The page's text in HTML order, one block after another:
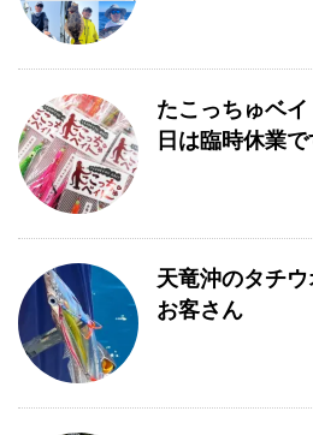
たこっちゅベ
日は臨時休業で
天竜沖のタチ
お客さん